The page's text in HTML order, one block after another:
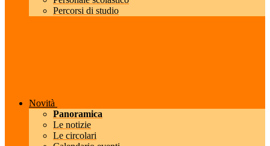
Percorsi di studio
Novità
Panoramica
Le notizie
Le circolari